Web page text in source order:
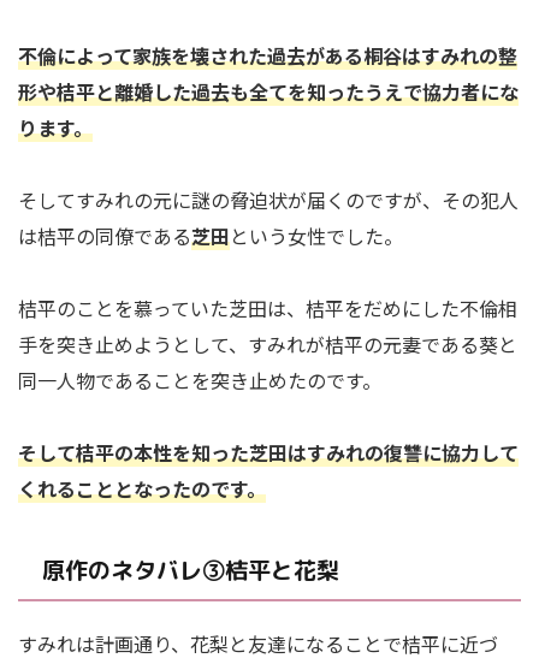
不倫によって家族を壊された過去がある桐谷はすみれの整
形や桔平と離婚した過去も全てを知ったうえで協力者にな
ります。
そしてすみれの元に謎の脅迫状が届くのですが、その犯人
は桔平の同僚である芝田という女性でした。
桔平のことを慕っていた芝田は、桔平をだめにした不倫相
手を突き止めようとして、すみれが桔平の元妻である葵と
同一人物であることを突き止めたのです。
そして桔平の本性を知った芝田はすみれの復讐に協力して
くれることとなったのです。
原作のネタバレ③桔平と花梨
すみれは計画通り、花梨と友達になることで桔平に近づ